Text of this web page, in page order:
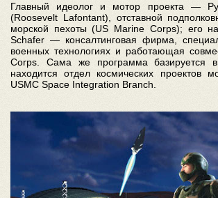
Главный идеолог и мотор проекта —
(Roosevelt Lafontant), отставной
морской пехоты (US Marine Corps); его
Schafer — консалтинговая фирма,
военных технологиях и работающая
Corps. Сама же программа базируется в
находится отдел космических проектов
USMC Space Integration Branch.